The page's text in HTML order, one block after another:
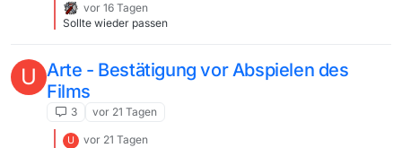
vor 16 Tagen
Sollte wieder passen
U Arte - Bestätigung vor Abspielen des
Films
3 vor 21 Tagen
U
vor 21 Tagen